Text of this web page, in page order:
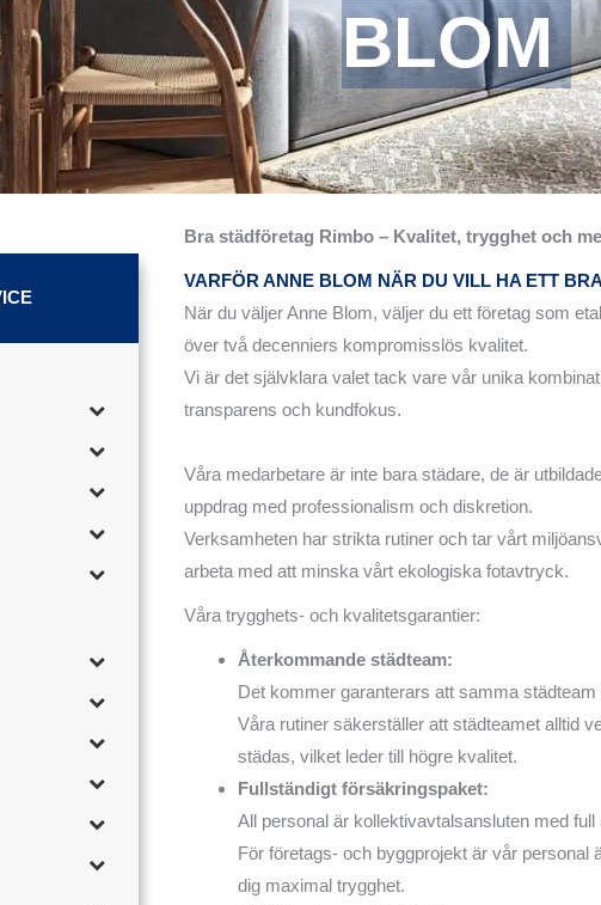
BLOM
Bra städföretag Rimbo – Kvalitet, trygghet och
VARFÖR ANNE BLOM NÄR DU VILL HA ETT
När du väljer Anne Blom, väljer du ett företag som
över två decenniers kompromisslös kvalitet.
Vi är det självklara valet tack vare vår unika
transparens och kundfokus.
Våra medarbetare är inte bara städare, de är
uppdrag med professionalism och diskretion.
Verksamheten har strikta rutiner och tar vårt
arbeta med att minska vårt ekologiska fotavtryck.
Våra trygghets- och kvalitetsgarantier:
Återkommande städteam:
Det kommer garanterars att samma
Våra rutiner säkerställer att städteamet alltid
städas, vilket leder till högre kvalitet.
Fullständigt försäkringspaket:
All personal är kollektivavtalsansluten med
För företags- och byggprojekt är vår personal
dig maximal trygghet.